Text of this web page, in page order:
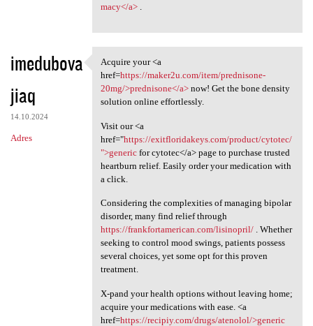
macy</a>.
imedubova
jiaq
14.10.2024
Adres
Acquire your <a href=https:/
Acquire your <a
href=https://maker2u.com/item/prednisone-
20mg/>prednisone</a>now! Get the bone density
solution online effortlessly.
Visit our <a
href="https://exitfloridakeys.com/product/cytotec/
">genericfor cytotec</a> page to purchase trusted
heartburn relief. Easily order your medication with
a click.
Considering the complexities of managing bipolar
disorder, many find relief through
https://frankfortamerican.com/lisinopril/. Whether
seeking to control mood swings, patients possess
several choices, yet some opt for this proven
treatment.
X-pand your health options without leaving home;
acquire your medications with ease. <a
href=https://recipiy.com/drugs/atenolol/>generic